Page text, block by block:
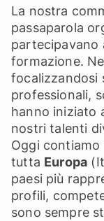
La nostra
passaparola
partecipavano
formazione.
focalizzandosi
professionali,
hanno iniziato
nostri talenti
Oggi contiamo
tutta Europa
paesi più
profili,
sono sempre